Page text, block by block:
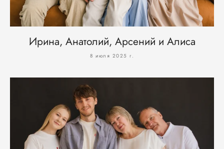
Ирина, Анатолий, Арсений и Алиса
8 июля 2025 г.